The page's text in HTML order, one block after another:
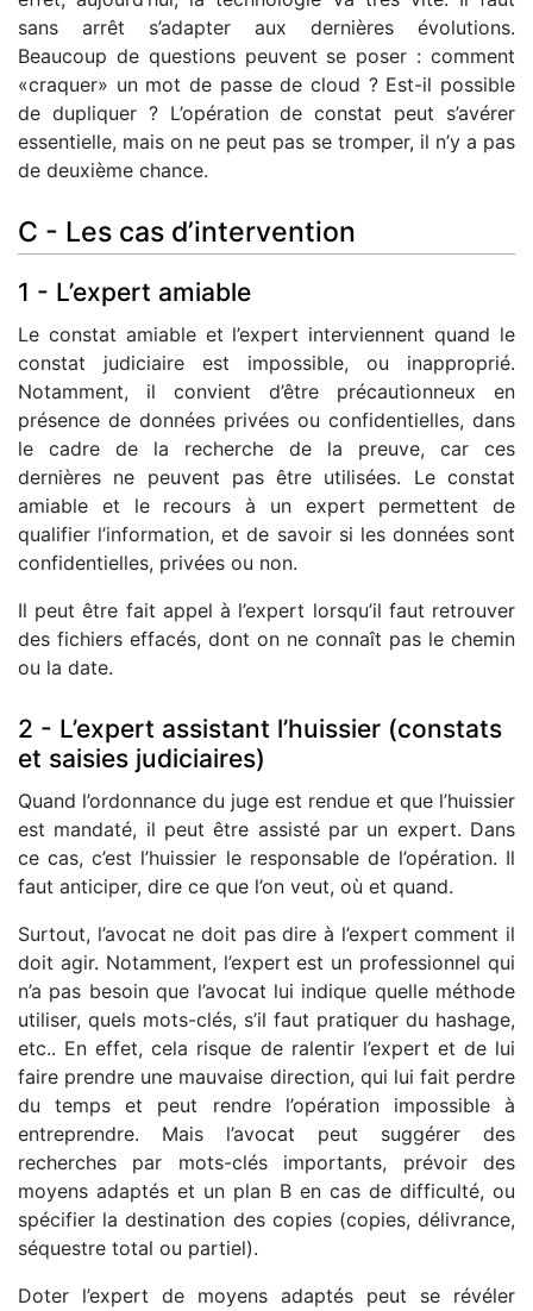
sans arrêt s’adapter aux dernières évolutions.
Beaucoup de questions peuvent se poser : comment
«craquer» un mot de passe de cloud ? Est-il possible
de dupliquer ? L’opération de constat peut s’avérer
essentielle, mais on ne peut pas se tromper, il n’y a pas
de deuxième chance.
C - Les cas d’intervention
1 - L’expert amiable
Le constat amiable et l’expert interviennent quand le
constat judiciaire est impossible, ou inapproprié.
Notamment, il convient d’être précautionneux en
présence de données privées ou confidentielles, dans
le cadre de la recherche de la preuve, car ces
dernières ne peuvent pas être utilisées. Le constat
amiable et le recours à un expert permettent de
qualifier l’information, et de savoir si les données sont
confidentielles, privées ou non.
Il peut être fait appel à l’expert lorsqu’il faut retrouver
des fichiers effacés, dont on ne connaît pas le chemin
ou la date.
2 - L’expert assistant l’huissier (constats
et saisies judiciaires)
Quand l’ordonnance du juge est rendue et que l’huissier
est mandaté, il peut être assisté par un expert. Dans
ce cas, c’est l’huissier le responsable de l’opération. Il
faut anticiper, dire ce que l’on veut, où et quand.
Surtout, l’avocat ne doit pas dire à l’expert comment il
doit agir. Notamment, l’expert est un professionnel qui
n’a pas besoin que l’avocat lui indique quelle méthode
utiliser, quels mots-clés, s’il faut pratiquer du hashage,
etc.. En effet, cela risque de ralentir l’expert et de lui
faire prendre une mauvaise direction, qui lui fait perdre
du temps et peut rendre l’opération impossible à
entreprendre. Mais l’avocat peut suggérer des
recherches par mots-clés importants, prévoir des
moyens adaptés et un plan B en cas de difficulté, ou
spécifier la destination des copies (copies, délivrance,
séquestre total ou partiel).
Doter l’expert de moyens adaptés peut se révéler